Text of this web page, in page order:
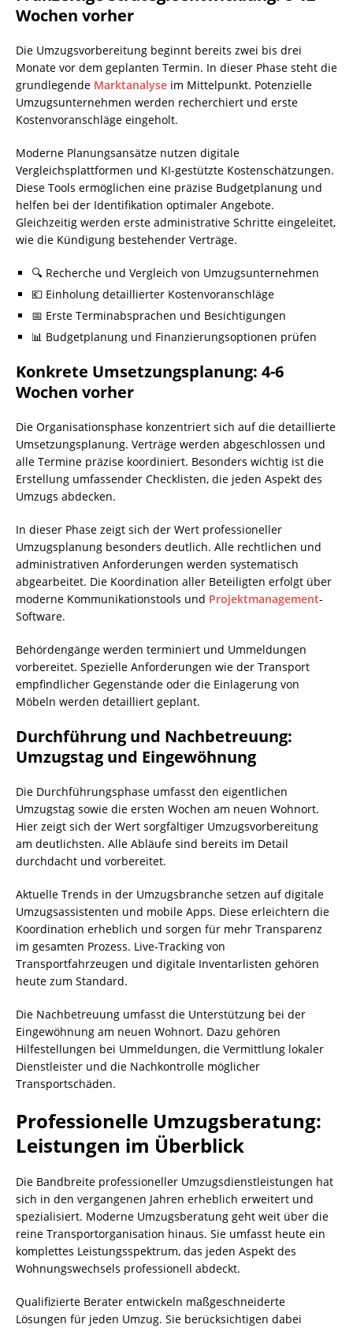
Wochen vorher
Die Umzugsvorbereitung beginnt bereits zwei bis drei
Monate vor dem geplanten Termin. In dieser Phase steht die
grundlegende Marktanalyse im Mittelpunkt. Potenzielle
Umzugsunternehmen werden recherchiert und erste
Kostenvoranschläge eingeholt.
Moderne Planungsansätze nutzen digitale
Vergleichsplattformen und KI-gestützte Kostenschätzungen.
Diese Tools ermöglichen eine präzise Budgetplanung und
helfen bei der Identifikation optimaler Angebote.
Gleichzeitig werden erste administrative Schritte eingeleitet,
wie die Kündigung bestehender Verträge.
🔍 Recherche und Vergleich von Umzugsunternehmen
💶 Einholung detaillierter Kostenvoranschläge
📅 Erste Terminabsprachen und Besichtigungen
📊 Budgetplanung und Finanzierungsoptionen prüfen
Konkrete Umsetzungsplanung: 4-6
Wochen vorher
Die Organisationsphase konzentriert sich auf die detaillierte
Umsetzungsplanung. Verträge werden abgeschlossen und
alle Termine präzise koordiniert. Besonders wichtig ist die
Erstellung umfassender Checklisten, die jeden Aspekt des
Umzugs abdecken.
In dieser Phase zeigt sich der Wert professioneller
Umzugsplanung besonders deutlich. Alle rechtlichen und
administrativen Anforderungen werden systematisch
abgearbeitet. Die Koordination aller Beteiligten erfolgt über
moderne Kommunikationstools und Projektmanagement-
Software.
Behördengänge werden terminiert und Ummeldungen
vorbereitet. Spezielle Anforderungen wie der Transport
empfindlicher Gegenstände oder die Einlagerung von
Möbeln werden detailliert geplant.
Durchführung und Nachbetreuung:
Umzugstag und Eingewöhnung
Die Durchführungsphase umfasst den eigentlichen
Umzugstag sowie die ersten Wochen am neuen Wohnort.
Hier zeigt sich der Wert sorgfältiger Umzugsvorbereitung
am deutlichsten. Alle Abläufe sind bereits im Detail
durchdacht und vorbereitet.
Aktuelle Trends in der Umzugsbranche setzen auf digitale
Umzugsassistenten und mobile Apps. Diese erleichtern die
Koordination erheblich und sorgen für mehr Transparenz
im gesamten Prozess. Live-Tracking von
Transportfahrzeugen und digitale Inventarlisten gehören
heute zum Standard.
Die Nachbetreuung umfasst die Unterstützung bei der
Eingewöhnung am neuen Wohnort. Dazu gehören
Hilfestellungen bei Ummeldungen, die Vermittlung lokaler
Dienstleister und die Nachkontrolle möglicher
Transportschäden.
Professionelle Umzugsberatung:
Leistungen im Überblick
Die Bandbreite professioneller Umzugsdienstleistungen hat
sich in den vergangenen Jahren erheblich erweitert und
spezialisiert. Moderne Umzugsberatung geht weit über die
reine Transportorganisation hinaus. Sie umfasst heute ein
komplettes Leistungsspektrum, das jeden Aspekt des
Wohnungswechsels professionell abdeckt.
Qualifizierte Berater entwickeln maßgeschneiderte
Lösungen für jeden Umzug. Sie berücksichtigen dabei